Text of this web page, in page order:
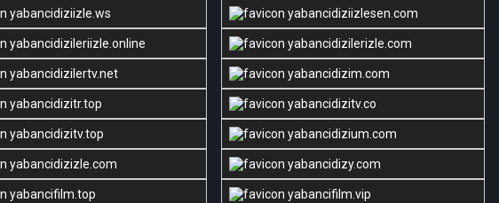
yabancidiziizle.ws yabancidiziizlesen.com
yabancidizileriizle.online yabancidizilerizle.com
yabancidizilertv.net yabancidizim.com
yabancidizitr.top yabancidizitv.co
yabancidizitv.top yabancidizium.com
yabancidizizle.com yabancidizy.com
yabancifilm.top yabancifilm.vip